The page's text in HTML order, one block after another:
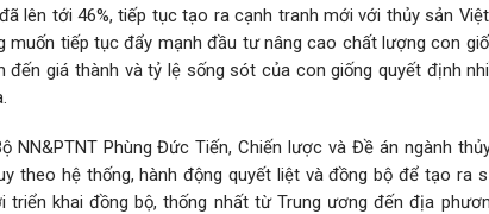
lên tới 46%, tiếp tục tạo ra cạnh tranh mới với thủy sản
muốn tiếp tục đẩy mạnh đầu tư nâng cao chất lượng con
đến giá thành và tỷ lệ sống sót của con giống quyết định
NN&PTNT Phùng Đức Tiến, Chiến lược và Đề án ngành
theo hệ thống, hành động quyết liệt và đồng bộ để tạo ra
triển khai đồng bộ, thống nhất từ Trung ương đến địa